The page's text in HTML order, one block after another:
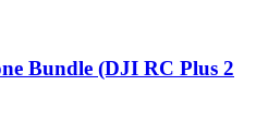
Bundle (DJI RC Plus 2